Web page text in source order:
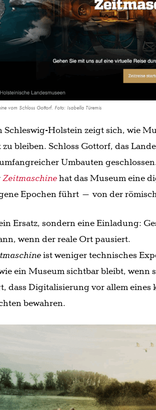
vom Schloss Gottorf. Foto: Isabella Türemis
Schleswig-Holstein zeigt sich, wie
zu bleiben. Schloss Gottorf, das
Umbauten
Zeitmaschinehat das Museum eine
Epochen führt – von der
Ersatz, sondern eine Einladung:
wenn der reale Ort pausiert.
ist weniger technisches
ein Museum sichtbar bleibt, wenn
dass Digitalisierung vor allem
bewahren.